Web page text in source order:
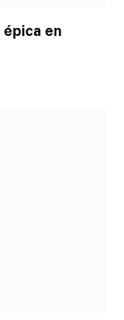
épica en